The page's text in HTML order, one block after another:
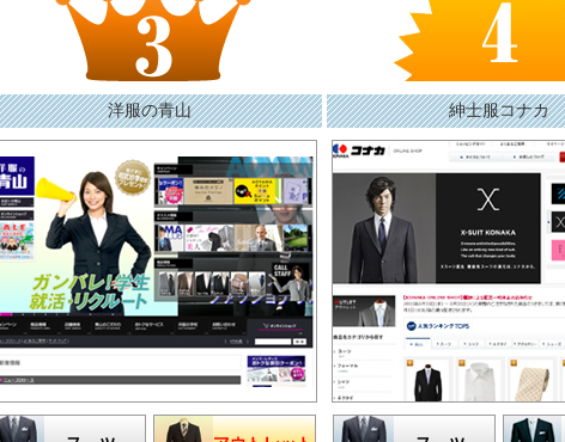
洋服の青山 紳士服コナカ